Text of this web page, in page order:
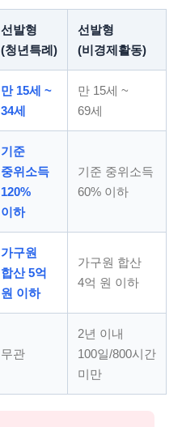
선발형
(청년특례)
선발형
(비경제활동)
만 15세 ~
34세
만 15세 ~
69세
기준
중위소득
120%
이하
기준 중위소득
60% 이하
가구원
합산 5억
원 이하
가구원 합산
4억 원 이하
무관
2년 이내
100일/800시간
미만